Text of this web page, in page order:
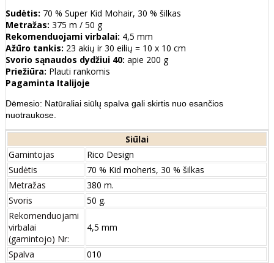
Sudėtis: 70 % Super Kid Mohair, 30 % šilkas
Metražas: 375 m / 50 g
Rekomenduojami virbalai: 4,5 mm
Ažūro tankis: 23 akių ir 30 eilių = 10 x 10 cm
Svorio sąnaudos dydžiui 40: apie 200 g
Priežiūra: Plauti rankomis
Pagaminta Italijoje
Dėmesio: Natūraliai siūlų spalva gali skirtis nuo esančios
nuotraukose.
Siūlai
Gamintojas
Rico Design
Sudėtis
70 % Kid moheris, 30 % šilkas
Metražas
380 m.
Svoris
50 g.
Rekomenduojami
virbalai
(gamintojo) Nr:
4,5 mm
Spalva
010